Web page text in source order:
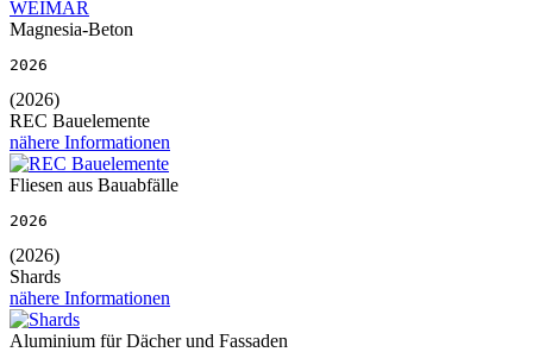
Magnesia-Beton
2026
(2026)
REC Bauelemente
nähere Informationen
Fliesen aus Bauabfälle
2026
(2026)
Shards
nähere Informationen
Aluminium für Dächer und Fassaden